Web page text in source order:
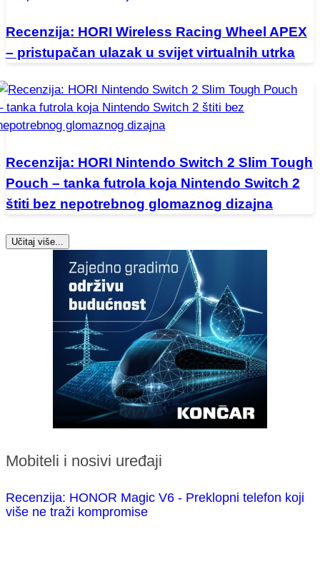
Recenzija: HORI Wireless Racing Wheel APEX
– pristupačan ulazak u svijet virtualnih utrka
Recenzija: HORI Nintendo Switch 2 Slim Tough
Pouch – tanka futrola koja Nintendo Switch 2
štiti bez nepotrebnog glomaznog dizajna
Učitaj više...
Mobiteli i nosivi uređaji
Recenzija: HONOR Magic V6 - Preklopni telefon koji
više ne traži kompromise